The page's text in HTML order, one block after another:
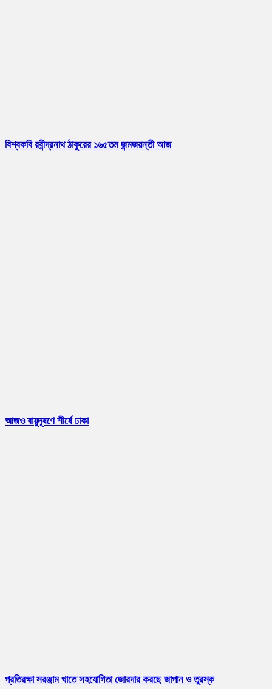
বিশ্বকবি রবীন্দ্রনাথ ঠাকুরের ১৬৫তম জন্মজয়ন্তী আজ
আজও বায়ুদূষণে শীর্ষে ঢাকা
প্রতিরক্ষা সরঞ্জাম খাতে সহযোগিতা জোরদার করছে জাপান ও তুরস্ক